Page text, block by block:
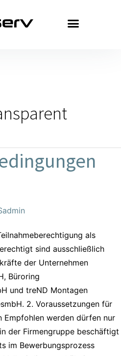
als
sind ausschließlich
der Unternehmen
Büroring
und treND Montagen
2. Voraussetzungen für
Empfohlen werden dürfen nur
der Firmengruppe beschäftigt
im Bewerbungsprozess